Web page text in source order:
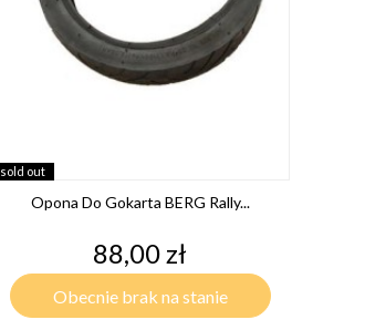
sold out
Opona Do Gokarta BERG Rally...
Cena
88,00 zł
Obecnie brak na stanie